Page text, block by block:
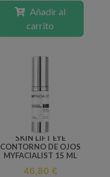
Añadir al
carrito
SKIN LIFT EYE
CONTORNO DE OJOS
MYFACIALIST 15 ML
46,80 €